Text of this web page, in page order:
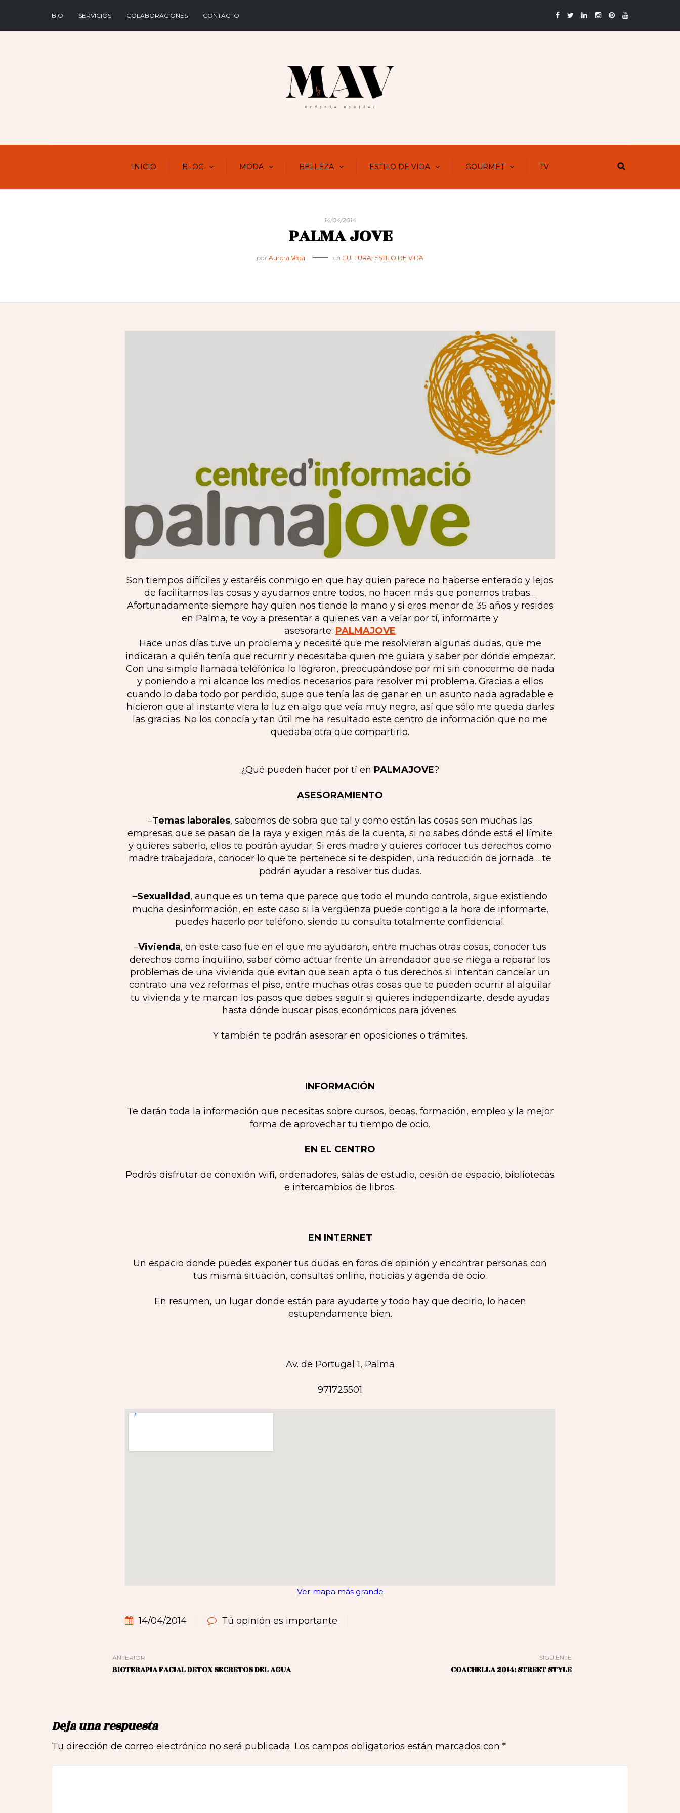
BIO SERVICIOS COLABORACIONES CONTACTO
INICIO BLOG MODA BELLEZA ESTILO DE VIDA GOURMET TV
14/04/2014
PALMA JOVE
por Aurora Vega en CULTURA, ESTILO DE VIDA
Son tiempos difíciles y estaréis conmigo en que hay quien parece no haberse enterado y lejos
de facilitarnos las cosas y ayudarnos entre todos, no hacen más que ponernos trabas…
Afortunadamente siempre hay quien nos tiende la mano y si eres menor de 35 años y resides
en Palma, te voy a presentar a quienes van a velar por tí, informarte y
asesorarte: PALMAJOVE
Hace unos días tuve un problema y necesité que me resolvieran algunas dudas, que me
indicaran a quién tenía que recurrir y necesitaba quien me guiara y saber por dónde empezar.
Con una simple llamada telefónica lo lograron, preocupándose por mí sin conocerme de nada
y poniendo a mi alcance los medios necesarios para resolver mi problema. Gracias a ellos
cuando lo daba todo por perdido, supe que tenía las de ganar en un asunto nada agradable e
hicieron que al instante viera la luz en algo que veía muy negro, así que sólo me queda darles
las gracias. No los conocía y tan útil me ha resultado este centro de información que no me
quedaba otra que compartirlo.
¿Qué pueden hacer por tí en PALMAJOVE?
ASESORAMIENTO
–Temas laborales, sabemos de sobra que tal y como están las cosas son muchas las
empresas que se pasan de la raya y exigen más de la cuenta, si no sabes dónde está el límite
y quieres saberlo, ellos te podrán ayudar. Si eres madre y quieres conocer tus derechos como
madre trabajadora, conocer lo que te pertenece si te despiden, una reducción de jornada… te
podrán ayudar a resolver tus dudas.
–Sexualidad, aunque es un tema que parece que todo el mundo controla, sigue existiendo
mucha desinformación, en este caso si la vergüenza puede contigo a la hora de informarte,
puedes hacerlo por teléfono, siendo tu consulta totalmente confidencial.
–Vivienda, en este caso fue en el que me ayudaron, entre muchas otras cosas, conocer tus
derechos como inquilino, saber cómo actuar frente un arrendador que se niega a reparar los
problemas de una vivienda que evitan que sean apta o tus derechos si intentan cancelar un
contrato una vez reformas el piso, entre muchas otras cosas que te pueden ocurrir al alquilar
tu vivienda y te marcan los pasos que debes seguir si quieres independizarte, desde ayudas
hasta dónde buscar pisos económicos para jóvenes.
Y también te podrán asesorar en oposiciones o trámites.
INFORMACIÓN
Te darán toda la información que necesitas sobre cursos, becas, formación, empleo y la mejor
forma de aprovechar tu tiempo de ocio.
EN EL CENTRO
Podrás disfrutar de conexión wifi, ordenadores, salas de estudio, cesión de espacio, bibliotecas
e intercambios de libros.
EN INTERNET
Un espacio donde puedes exponer tus dudas en foros de opinión y encontrar personas con
tus misma situación, consultas online, noticias y agenda de ocio.
En resumen, un lugar donde están para ayudarte y todo hay que decirlo, lo hacen
estupendamente bien.
Av. de Portugal 1, Palma
971725501
Ver mapa más grande
14/04/2014 Tú opinión es importante
ANTERIOR
BIOTERAPIA FACIAL DETOX SECRETOS DEL AGUA
SIGUIENTE
COACHELLA 2014: STREET STYLE
Deja una respuesta
Tu dirección de correo electrónico no será publicada. Los campos obligatorios están marcados con *